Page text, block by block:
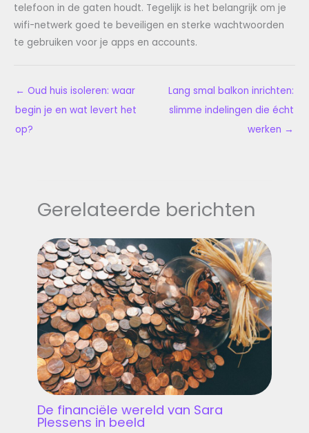
telefoon in de gaten houdt. Tegelijk is het belangrijk om je
wifi-netwerk goed te beveiligen en sterke wachtwoorden
te gebruiken voor je apps en accounts.
← Oud huis isoleren: waar
begin je en wat levert het
op?
Lang smal balkon inrichten:
slimme indelingen die écht
werken →
Gerelateerde berichten
De financiële wereld van Sara
Plessens in beeld